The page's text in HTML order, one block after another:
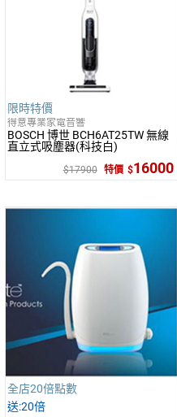
限時特價
得意專業家電音響
BOSCH 博世 BCH6AT25TW 無線
直立式吸塵器(科技白)
17900 特價 16000
全店20倍點數
20倍